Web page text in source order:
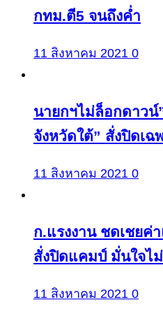
กทม.ตี5 จนถึงค่ำ
11 สิงหาคม 2021 0
นายกฯไม่ล็อกดาว
จังหวัดใต้” สั่งปิดเฉ
11 สิงหาคม 2021 0
ก.แรงงาน ชดเชยค่
สั่งปิดแคมป์ มั่นใจไ
11 สิงหาคม 2021 0